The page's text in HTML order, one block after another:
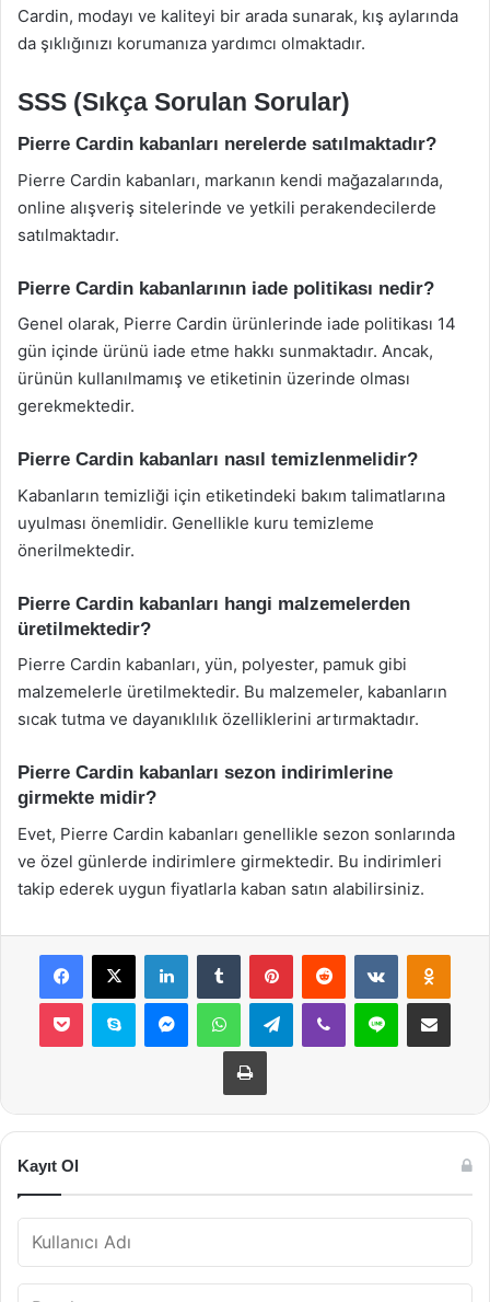
Cardin, modayı ve kaliteyi bir arada sunarak, kış aylarında
da şıklığınızı korumanıza yardımcı olmaktadır.
SSS (Sıkça Sorulan Sorular)
Pierre Cardin kabanları nerelerde satılmaktadır?
Pierre Cardin kabanları, markanın kendi mağazalarında,
online alışveriş sitelerinde ve yetkili perakendecilerde
satılmaktadır.
Pierre Cardin kabanlarının iade politikası nedir?
Genel olarak, Pierre Cardin ürünlerinde iade politikası 14
gün içinde ürünü iade etme hakkı sunmaktadır. Ancak,
ürünün kullanılmamış ve etiketinin üzerinde olması
gerekmektedir.
Pierre Cardin kabanları nasıl temizlenmelidir?
Kabanların temizliği için etiketindeki bakım talimatlarına
uyulması önemlidir. Genellikle kuru temizleme
önerilmektedir.
Pierre Cardin kabanları hangi malzemelerden
üretilmektedir?
Pierre Cardin kabanları, yün, polyester, pamuk gibi
malzemelerle üretilmektedir. Bu malzemeler, kabanların
sıcak tutma ve dayanıklılık özelliklerini artırmaktadır.
Pierre Cardin kabanları sezon indirimlerine
girmekte midir?
Evet, Pierre Cardin kabanları genellikle sezon sonlarında
ve özel günlerde indirimlere girmektedir. Bu indirimleri
takip ederek uygun fiyatlarla kaban satın alabilirsiniz.
Facebook
X LinkedInTumblr PinterestReddit VKontakte
Pocket Skype MessengerWhatsAppTelegramViber Line E-Posta ile
Yazdır
Kayıt Ol